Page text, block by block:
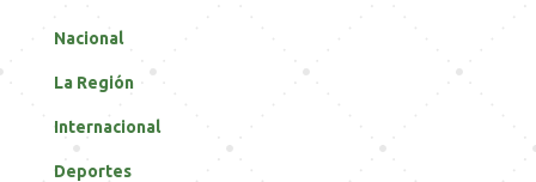
Nacional
La Región
Internacional
Deportes